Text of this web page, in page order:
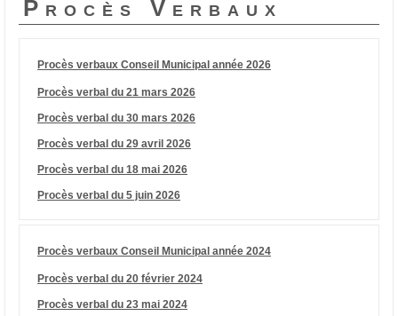
Procès Verbaux
Procès verbaux Conseil Municipal année 2026
Procès verbal du 21 mars 2026
Procès verbal du 30 mars 2026
Procès verbal du 29 avril 2026
Procès verbal du 18 mai 2026
Procès verbal du 5 juin 2026
Procès verbaux Conseil Municipal année 2024
Procès verbal du 20 février 2024
Procès verbal du 23 mai 2024